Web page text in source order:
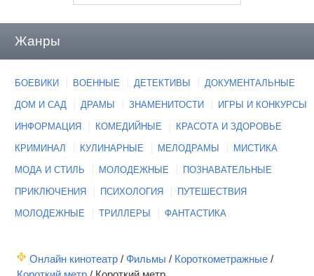
Жанры
БОЕВИКИ ВОЕННЫЕ ДЕТЕКТИВЫ ДОКУМЕНТАЛЬНЫЕ
ДОМ И САД ДРАМЫ ЗНАМЕНИТОСТИ ИГРЫ И КОНКУРСЫ
ИНФОРМАЦИЯ КОМЕДИЙНЫЕ КРАСОТА И ЗДОРОВЬЕ
КРИМИНАЛ КУЛИНАРНЫЕ МЕЛОДРАМЫ МИСТИКА
МОДА И СТИЛЬ МОЛОДЕЖНЫЕ ПОЗНАВАТЕЛЬНЫЕ
ПРИКЛЮЧЕНИЯ ПСИХОЛОГИЯ ПУТЕШЕСТВИЯ
МОЛОДЕЖНЫЕ ТРИЛЛЕРЫ ФАНТАСТИКА
Онлайн кинотеатр / Фильмы / Короткометражные /